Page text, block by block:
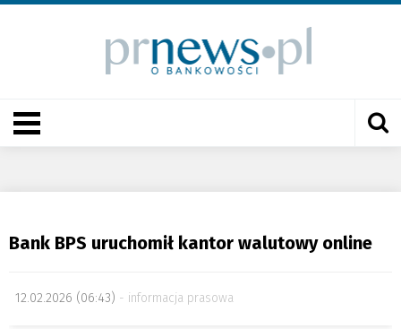
Bank BPS uruchomił kantor walutowy online
12.02.2026 (06:43) informacja prasowa